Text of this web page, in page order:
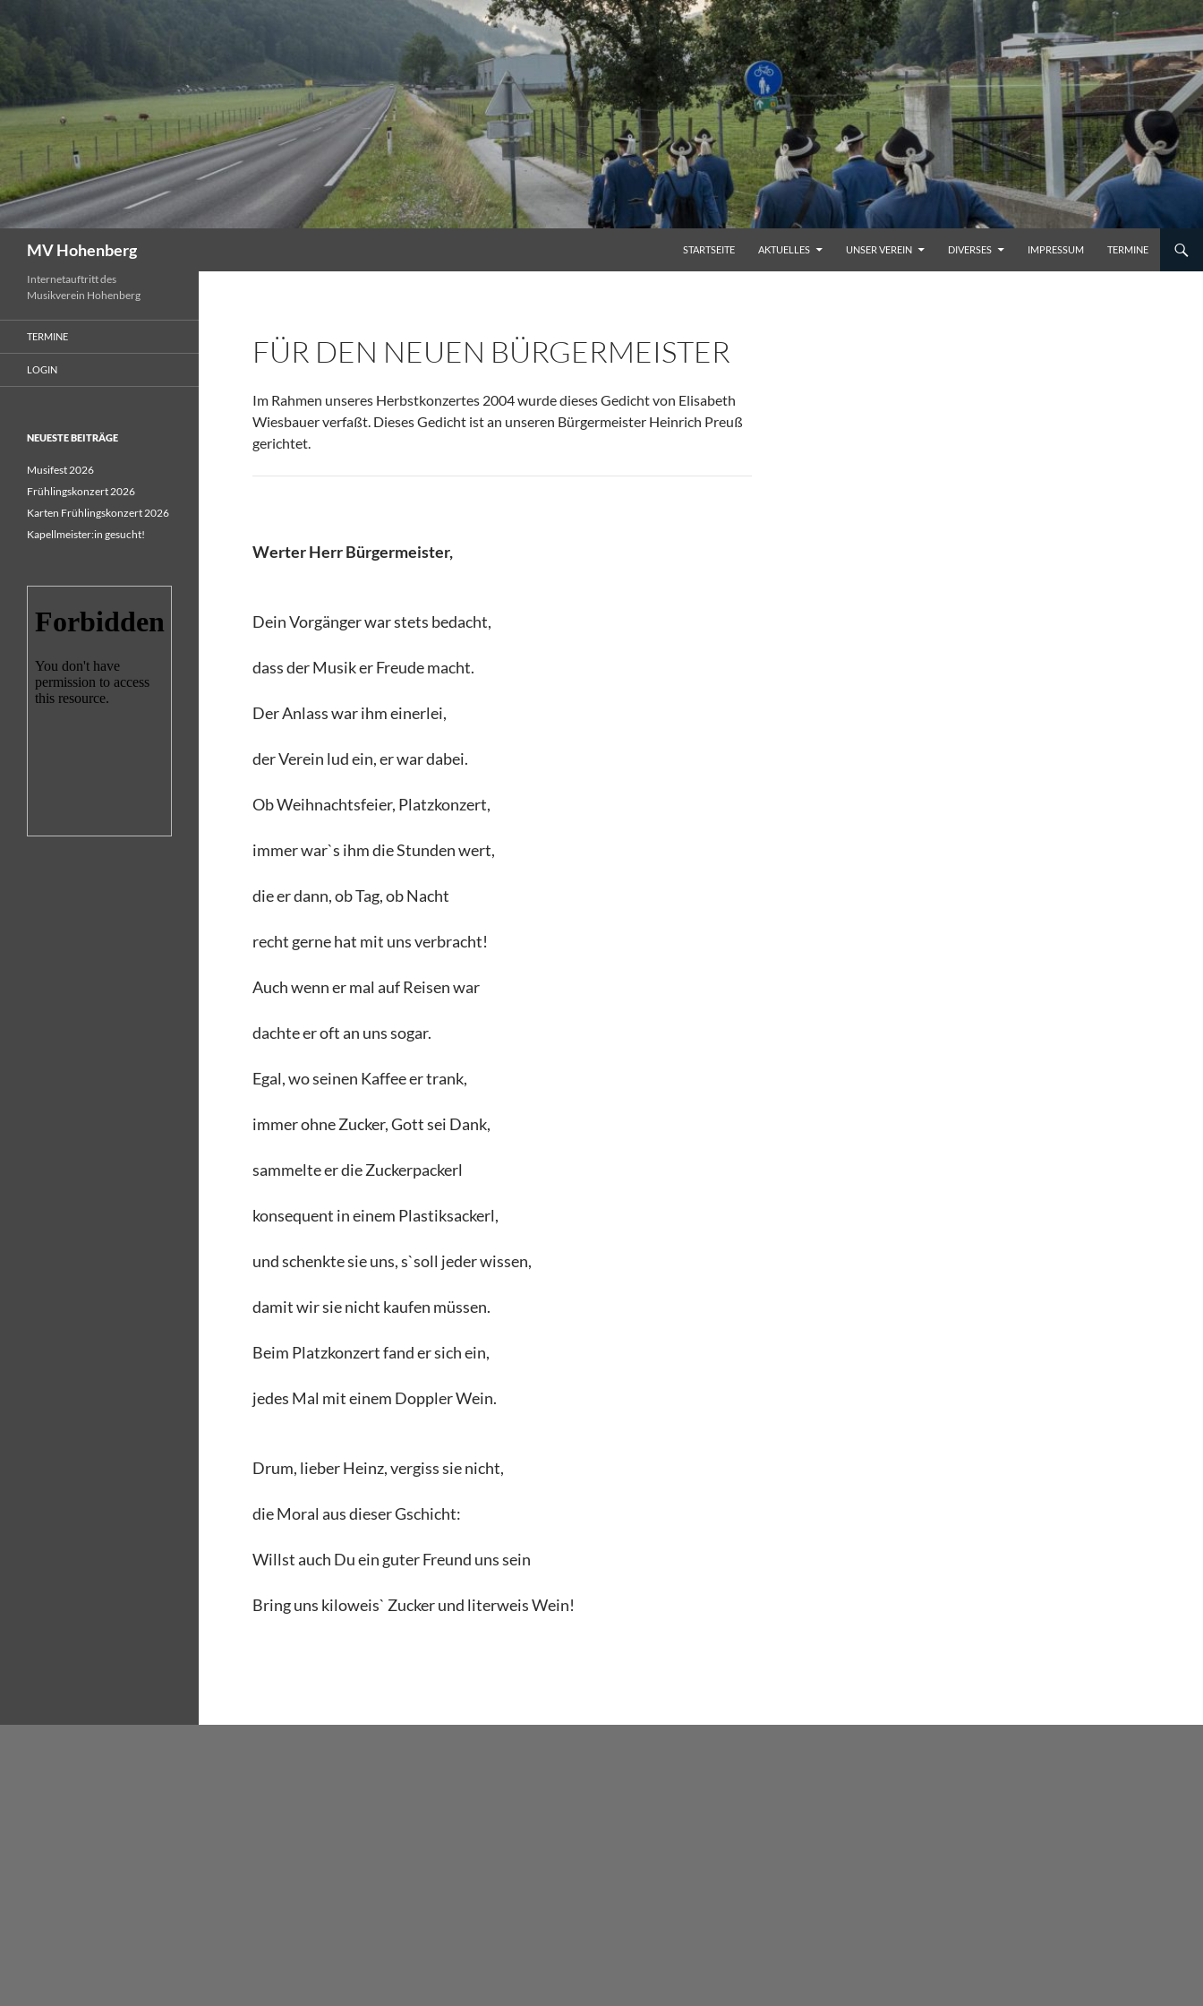
MV Hohenberg
STARTSEITE
AKTUELLES UNSER VEREIN DIVERSES IMPRESSUM TERMINE
FÜR DEN NEUEN BÜRGERMEISTER
Im Rahmen unseres Herbstkonzertes 2004 wurde dieses Gedicht von Elisabeth
Wiesbauer verfaßt. Dieses Gedicht ist an unseren Bürgermeister Heinrich Preuß
gerichtet.
Werter Herr Bürgermeister,
Dein Vorgänger war stets bedacht,
dass der Musik er Freude macht.
Der Anlass war ihm einerlei,
der Verein lud ein, er war dabei.
Ob Weihnachtsfeier, Platzkonzert,
immer war`s ihm die Stunden wert,
die er dann, ob Tag, ob Nacht
recht gerne hat mit uns verbracht!
Auch wenn er mal auf Reisen war
dachte er oft an uns sogar.
Egal, wo seinen Kaffee er trank,
immer ohne Zucker, Gott sei Dank,
sammelte er die Zuckerpackerl
konsequent in einem Plastiksackerl,
und schenkte sie uns, s`soll jeder wissen,
damit wir sie nicht kaufen müssen.
Beim Platzkonzert fand er sich ein,
jedes Mal mit einem Doppler Wein.
Drum, lieber Heinz, vergiss sie nicht,
die Moral aus dieser Gschicht:
Willst auch Du ein guter Freund uns sein
Bring uns kiloweis` Zucker und literweis Wein!
Internetauftritt des
Musikverein Hohenberg
TERMINE
LOGIN
NEUESTE BEITRÄGE
Musifest 2026
Frühlingskonzert 2026
Karten Frühlingskonzert 2026
Kapellmeister:in gesucht!